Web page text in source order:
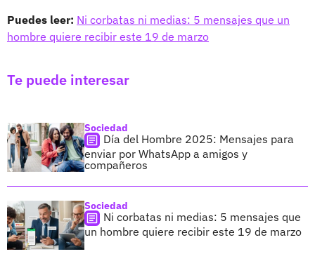
Puedes leer: Ni corbatas ni medias: 5 mensajes que un
hombre quiere recibir este 19 de marzo
Te puede interesar
Sociedad
Día del Hombre 2025: Mensajes para
enviar por WhatsApp a amigos y
compañeros
Sociedad
Ni corbatas ni medias: 5 mensajes que
un hombre quiere recibir este 19 de marzo